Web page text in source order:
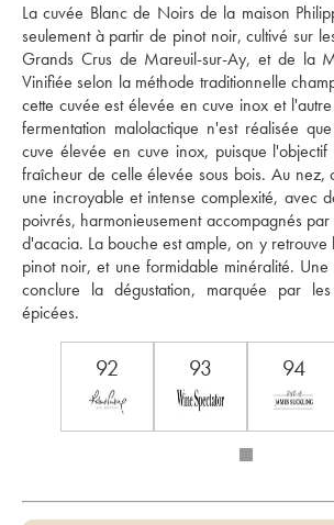
La cuvée Blanc de Noirs de la maison
seulement à partir de pinot noir, cultivé sur
Grands Crus de Mareuil-sur-Ay, et de la
Vinifiée selon la méthode traditionnelle
cette cuvée est élevée en cuve inox et
fermentation malolactique n'est réalisée
cuve élevée en cuve inox, puisque
fraîcheur de celle élevée sous bois. Au nez,
une incroyable et intense complexité, avec
poivrés, harmonieusement accompagnés
d'acacia. La bouche est ample, on y retrouve
pinot noir, et une formidable minéralité.
conclure la dégustation, marquée par
épicées.
92 93 94